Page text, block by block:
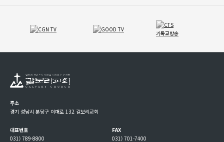
주소
경기 성남시 분당구 이매로 132 갈보리교회
대표번호
031) 789-8800
FAX
031) 701-7400